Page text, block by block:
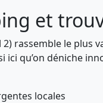
et
rassemble le plus
ici qu’on déniche
locales